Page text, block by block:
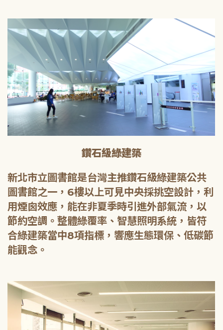
鑽石級綠建築
新北市立圖書館是台灣主推鑽石級綠建築公共
圖書館之一，6樓以上可見中央採挑空設計，利
用煙囪效應，能在非夏季時引進外部氣流，以
節約空調。整體綠覆率、智慧照明系統，皆符
合綠建築當中8項指標，響應生態環保、低碳節
能觀念。